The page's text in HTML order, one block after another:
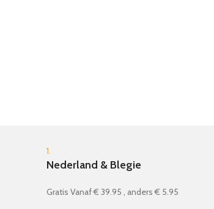
1.
Nederland & Blegie
Gratis Vanaf € 39.95 , anders € 5.95